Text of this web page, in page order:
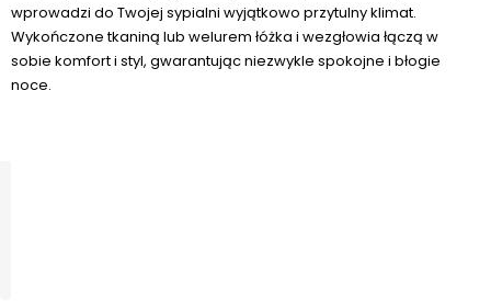
wprowadzi do Twojej sypialni wyjątkowo przytulny klimat.
Wykończone tkaniną lub welurem łóżka i wezgłowia łączą w
sobie komfort i styl, gwarantując niezwykle spokojne i błogie
noce.